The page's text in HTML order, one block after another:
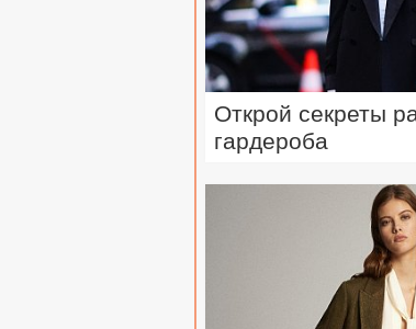
Открой секреты
гардероба